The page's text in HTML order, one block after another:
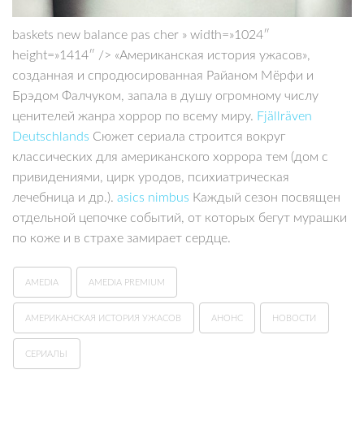
baskets new balance pas cher » width=»1024″
height=»1414″ /> «Американская история ужасов»,
созданная и спродюсированная Райаном Мёрфи и
Брэдом Фалчуком, запала в душу огромному числу
ценителей жанра хоррор по всему миру. Fjällräven
Deutschlands Сюжет сериала строится вокруг
классических для американского хоррора тем (дом с
привидениями, цирк уродов, психиатрическая
лечебница и др.). asics nimbus Каждый сезон посвящен
отдельной цепочке событий, от которых бегут мурашки
по коже и в страхе замирает сердце.
AMEDIA AMEDIA PREMIUM
АМЕРИКАНСКАЯ ИСТОРИЯ УЖАСОВ АНОНС НОВОСТИ
СЕРИАЛЫ